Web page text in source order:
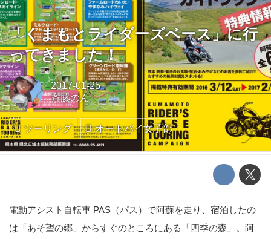
「くまもとライダーズベース」に行
ってきました！
2017-01-25
斉藤のん
ツーリング オートバイ女子部
電動アシスト自転車 PAS（パス）で阿蘇を走り、宿泊したの
は「あそ望の郷」からすぐのところにある「四季の森」。阿